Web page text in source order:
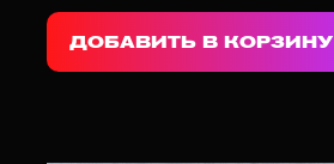
ДОБАВИТЬ В КОРЗИНУ